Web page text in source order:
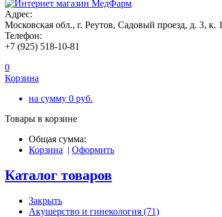
Адрес:
Московская обл., г. Реутов, Садовый проезд, д. 3, к. 1
Телефон:
+7 (925) 518-10-81
0
Корзина
на сумму 0 руб.
Товары в корзине
Общая сумма:
Корзина | Оформить
Каталог товаров
Закрыть
Акушерство и гинекология (71)